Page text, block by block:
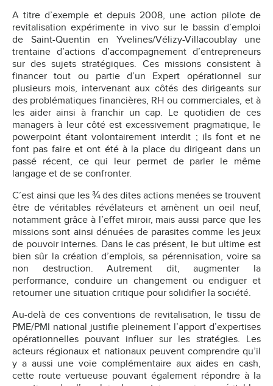
A titre d’exemple et depuis 2008, une action pilote de
revitalisation expérimente in vivo sur le bassin d’emploi
de Saint-Quentin en Yvelines/Vélizy-Villacoublay une
trentaine d’actions d’accompagnement d’entrepreneurs
sur des sujets stratégiques. Ces missions consistent à
financer tout ou partie d’un Expert opérationnel sur
plusieurs mois, intervenant aux côtés des dirigeants sur
des problématiques financières, RH ou commerciales, et à
les aider ainsi à franchir un cap. Le quotidien de ces
managers à leur côté est excessivement pragmatique, le
powerpoint étant volontairement interdit ; ils font et ne
font pas faire et ont été à la place du dirigeant dans un
passé récent, ce qui leur permet de parler le même
langage et de se confronter.
C’est ainsi que les ¾ des dites actions menées se trouvent
être de véritables révélateurs et amènent un oeil neuf,
notamment grâce à l’effet miroir, mais aussi parce que les
missions sont ainsi dénuées de parasites comme les jeux
de pouvoir internes. Dans le cas présent, le but ultime est
bien sûr la création d’emplois, sa pérennisation, voire sa
non destruction. Autrement dit, augmenter la
performance, conduire un changement ou endiguer et
retourner une situation critique pour solidifier la société.
Au-delà de ces conventions de revitalisation, le tissu de
PME/PMI national justifie pleinement l’apport d’expertises
opérationnelles pouvant influer sur les stratégies. Les
acteurs régionaux et nationaux peuvent comprendre qu’il
y a aussi une voie complémentaire aux aides en cash,
cette route vertueuse pouvant également répondre à la